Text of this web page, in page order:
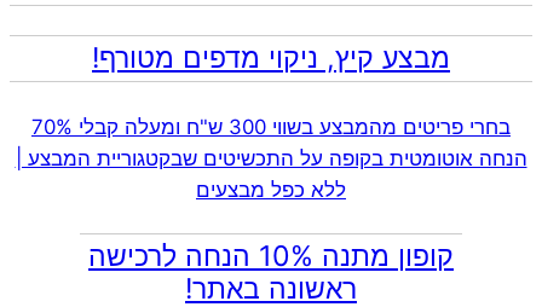
מבצע קיץ, ניקוי מדפים מטורף!
בחרי פריטים מהמבצע בשווי 300 ש"ח ומעלה קבלי 70%
הנחה אוטומטית בקופה על התכשיטים שבקטגוריית המבצע |
ללא כפל מבצעים
קופון מתנה 10% הנחה לרכישה
ראשונה באתר!